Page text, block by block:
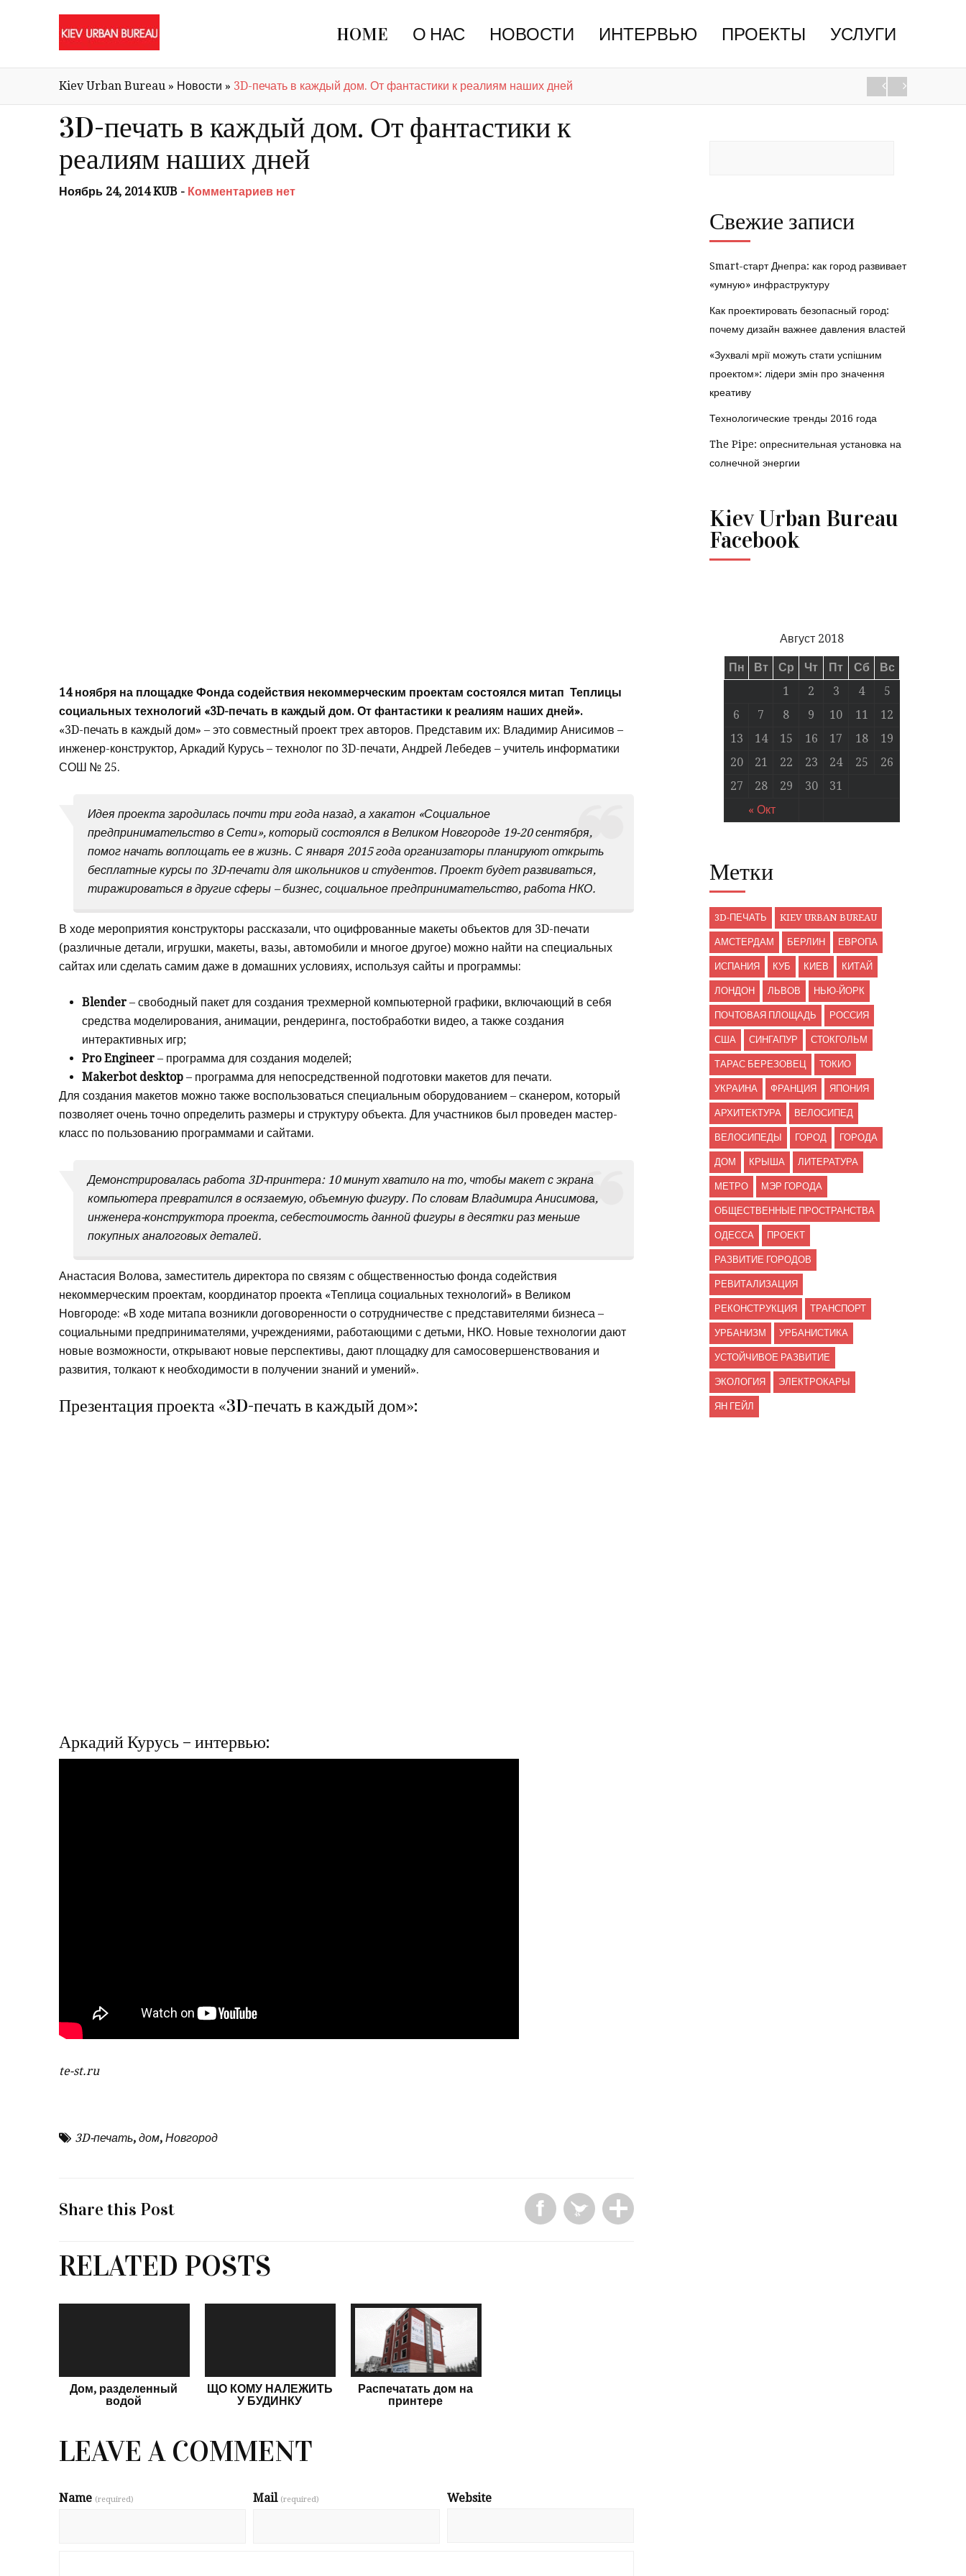
HOME О НАС НОВОСТИ ИНТЕРВЬЮ ПРОЕКТЫ УСЛУГИ
Kiev Urban Bureau » Новости » 3D-печать в каждый дом. От фантастики к реалиям наших дней
3D-печать в каждый дом. От фантастики к
реалиям наших дней
Ноябрь 24, 2014 KUB - Комментариев нет
14 ноября на площадке Фонда содействия некоммерческим проектам состоялся митап Теплицы
социальных технологий «3D-печать в каждый дом. От фантастики к реалиям наших дней».
«3D-печать в каждый дом» – это совместный проект трех авторов. Представим их: Владимир Анисимов –
инженер-конструктор, Аркадий Курусь – технолог по 3D-печати, Андрей Лебедев – учитель информатики
СОШ № 25.
Идея проекта зародилась почти три года назад, а хакатон «Социальное
предпринимательство в Сети», который состоялся в Великом Новгороде 19-20 сентября,
помог начать воплощать ее в жизнь. С января 2015 года организаторы планируют открыть
бесплатные курсы по 3D-печати для школьников и студентов. Проект будет развиваться,
тиражироваться в другие сферы – бизнес, социальное предпринимательство, работа НКО.
В ходе мероприятия конструкторы рассказали, что оцифрованные макеты объектов для 3D-печати
(различные детали, игрушки, макеты, вазы, автомобили и многое другое) можно найти на специальных
сайтах или сделать самим даже в домашних условиях, используя сайты и программы:
Blender – свободный пакет для создания трехмерной компьютерной графики, включающий в себя
средства моделирования, анимации, рендеринга, постобработки видео, а также создания
интерактивных игр;
Pro Engineer – программа для создания моделей;
Makerbot desktop – программа для непосредственной подготовки макетов для печати.
Для создания макетов можно также воспользоваться специальным оборудованием – сканером, который
позволяет очень точно определить размеры и структуру объекта. Для участников был проведен мастер-
класс по пользованию программами и сайтами.
Демонстрировалась работа 3D-принтера: 10 минут хватило на то, чтобы макет с экрана
компьютера превратился в осязаемую, объемную фигуру. По словам Владимира Анисимова,
инженера-конструктора проекта, себестоимость данной фигуры в десятки раз меньше
покупных аналоговых деталей.
Анастасия Волова, заместитель директора по связям с общественностью фонда содействия
некоммерческим проектам, координатор проекта «Теплица социальных технологий» в Великом
Новгороде: «В ходе митапа возникли договоренности о сотрудничестве с представителями бизнеса –
социальными предпринимателями, учреждениями, работающими с детьми, НКО. Новые технологии дают
новые возможности, открывают новые перспективы, дают площадку для самосовершенствования и
развития, толкают к необходимости в получении знаний и умений».
Презентация проекта «3D-печать в каждый дом»:
Аркадий Курусь – интервью:
te-st.ru
3D-печать, дом, Новгород
Share this Post
RELATED POSTS
Дом, разделенный
водой
ЩО КОМУ НАЛЕЖИТЬ
У БУДИНКУ
Распечатать дом на
принтере
LEAVE A COMMENT
Name (required) Mail (required) Website
Свежие записи
Smart-старт Днепра: как город развивает
«умную» инфраструктуру
Как проектировать безопасный город:
почему дизайн важнее давления властей
«Зухвалі мрії можуть стати успішним
проектом»: лідери змін про значення
креативу
Технологические тренды 2016 года
The Pipe: опреснительная установка на
солнечной энергии
Kiev Urban Bureau
Facebook
Август 2018
Пн Вт Ср Чт Пт Сб Вс
« Окт
1 2 3 4
5
6
7 8 9 10 11
12
13
14 15 16 17 18
19
20
21 22 23 24 25
26
27
28 29 30 31
Метки
3D-ПЕЧАТЬ KIEV URBAN BUREAU
АМСТЕРДАМ БЕРЛИН ЕВРОПА
ИСПАНИЯ КУБ КИЕВ КИТАЙ
ЛОНДОН ЛЬВОВ НЬЮ-ЙОРК
ПОЧТОВАЯ ПЛОЩАДЬ РОССИЯ
США СИНГАПУР СТОКГОЛЬМ
ТАРАС БЕРЕЗОВЕЦ ТОКИО
УКРАИНА ФРАНЦИЯ ЯПОНИЯ
АРХИТЕКТУРА ВЕЛОСИПЕД
ВЕЛОСИПЕДЫ ГОРОД ГОРОДА
ДОМ КРЫША ЛИТЕРАТУРА
МЕТРО МЭР ГОРОДА
ОБЩЕСТВЕННЫЕ ПРОСТРАНСТВА
ОДЕССА ПРОЕКТ
РАЗВИТИЕ ГОРОДОВ
РЕВИТАЛИЗАЦИЯ
РЕКОНСТРУКЦИЯ ТРАНСПОРТ
УРБАНИЗМ УРБАНИСТИКА
УСТОЙЧИВОЕ РАЗВИТИЕ
ЭКОЛОГИЯ ЭЛЕКТРОКАРЫ
ЯН ГЕЙЛ